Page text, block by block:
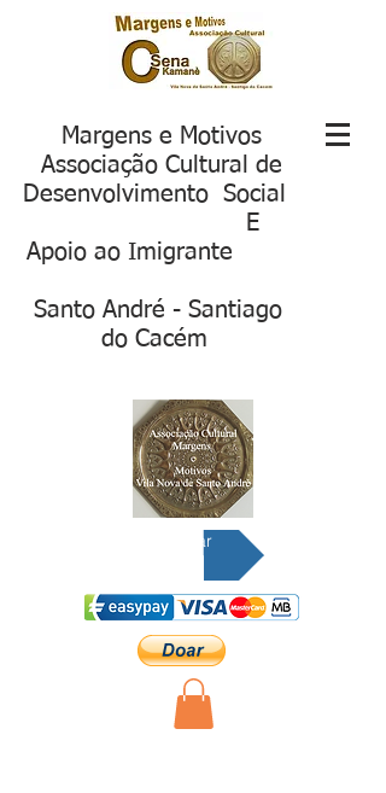
Margens e Motivos
Associação Cultural de
Desenvolvimento Social
E
Apoio ao Imigrante
Santo André - Santiago
do Cacém
Doar